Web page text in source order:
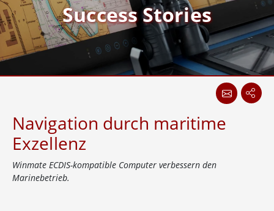
Success Stories
Navigation durch maritime
Exzellenz
Winmate ECDIS-kompatible Computer verbessern den
Marinebetrieb.